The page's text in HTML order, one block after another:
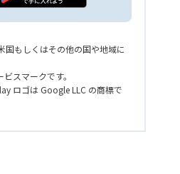
もしくはその他の国や地域に
スマークです。
ロゴは Google LLC の商標で